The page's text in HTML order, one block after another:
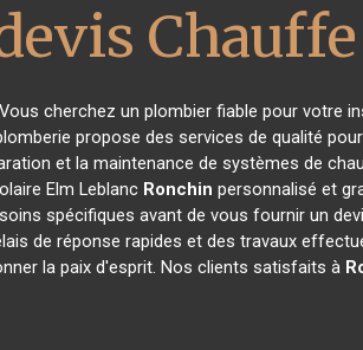
Vous cherchez un plombier fiable pour votre
propose des services de qualité
et la maintenance de systèmes de
Elm Leblanc Ronchin personnalisé et
spécifiques avant de vous fournir un
de réponse rapides et des travaux
la paix d'esprit. Nos clients satisfaits à